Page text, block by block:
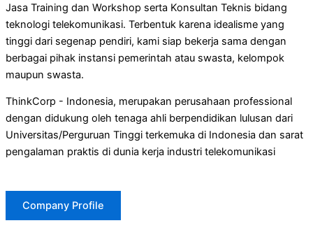
Jasa Training dan Workshop serta Konsultan Teknis bidang
teknologi telekomunikasi. Terbentuk karena idealisme yang
tinggi dari segenap pendiri, kami siap bekerja sama dengan
berbagai pihak instansi pemerintah atau swasta, kelompok
maupun swasta.
ThinkCorp - Indonesia, merupakan perusahaan professional
dengan didukung oleh tenaga ahli berpendidikan lulusan dari
Universitas/Perguruan Tinggi terkemuka di Indonesia dan sarat
pengalaman praktis di dunia kerja industri telekomunikasi
Company Profile